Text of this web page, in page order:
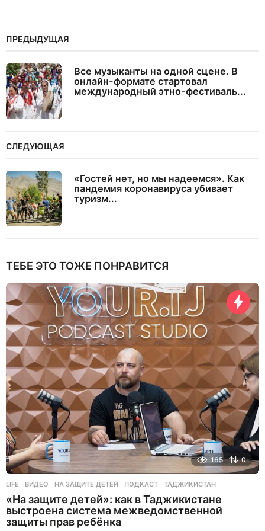
ПРЕДЫДУЩАЯ
Все музыканты на одной сцене. В
онлайн-формате стартовал
международный этно-фестиваль...
СЛЕДУЮЩАЯ
«Гостей нет, но мы надеемся». Как
пандемия коронавируса убивает
туризм...
ТЕБЕ ЭТО ТОЖЕ ПОНРАВИТСЯ
165 0
LIFE ВИДЕО ,НА ЗАЩИТЕ ДЕТЕЙ ,ПОДКАСТ ,ТАДЖИКИСТАН
«На защите детей»: как в Таджикистане
выстроена система межведомственной
защиты прав ребёнка